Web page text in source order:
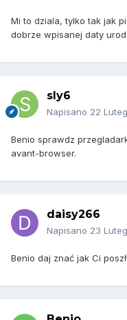
Mi to dziala, tylko tak jak
dobrze wpisanej daty
sly6
Napisano 22
Benio sprawdz
avant-browser.
daisy266
Napisano 23
Benio daj znać jak Ci